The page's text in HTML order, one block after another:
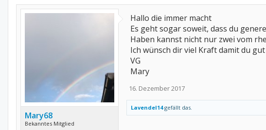
Mary68
Bekanntes Mitglied
Hallo die immer macht
Es geht sogar soweit, dass du
Haben kannst nicht nur zwei vom
Ich wünsch dir viel Kraft damit du
VG
Mary
16. Dezember 2017
Lavendel14gefällt das.